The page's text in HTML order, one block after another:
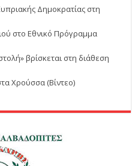
Δημοκρατίας στη
στο Εθνικό Πρόγραμμα
βρίσκεται στη διάθεση
Χρούσσα (Βίντεο)